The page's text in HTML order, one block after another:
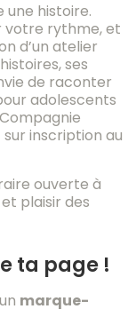
une histoire.
votre rythme, et
d’un atelier
ses
de raconter
adolescents
inscription au
ouverte à
plaisir des
ta page !
marque-